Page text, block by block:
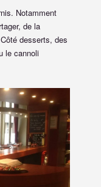
Notamment
de la
desserts, des
le cannoli